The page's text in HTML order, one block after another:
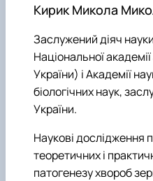
Кирик Микола
Заслужений діяч
Національної
України) і Академії
біологічних наук,
України.
Наукові дослідження
теоретичних і
патогенезу хвороб